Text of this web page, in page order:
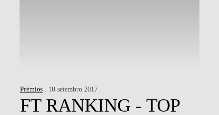
Prémios . 10 setembro 2017
FT RANKING - TOP